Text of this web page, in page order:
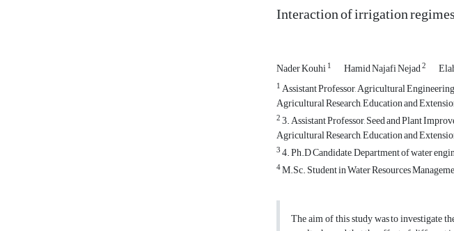
Interaction of irrigation
Nader Kouhi1 Hamid Najafi Nejad2
1Assistant Professor, Agricultural
Agricultural Research, Education and
23. Assistant Professor, Seed and Plant
Agricultural Research, Education and
34. Ph.D Candidate, Department of water
4M.Sc. Student in Water Resources
The aim of this study was to investigate